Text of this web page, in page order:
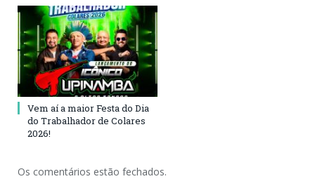
Vem aí a maior Festa do Dia
do Trabalhador de Colares
2026!
Os comentários estão fechados.